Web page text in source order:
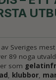
Sveriges
89 noga
som
, klubbor,